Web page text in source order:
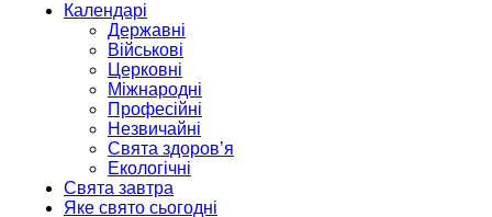
Календарі
Державні
Військові
Церковні
Міжнародні
Професійні
Незвичайні
Свята здоров’я
Екологічні
Свята завтра
Яке свято сьогодні